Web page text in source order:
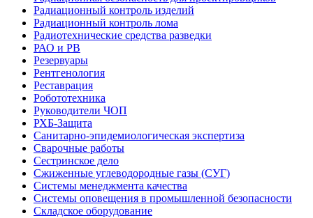
Радиационный контроль изделий
Радиационный контроль лома
Радиотехнические средства разведки
РАО и РВ
Резервуары
Рентгенология
Реставрация
Робототехника
Руководители ЧОП
РХБ-Защита
Санитарно-эпидемиологическая экспертиза
Сварочные работы
Сестринское дело
Сжиженные углеводородные газы (СУГ)
Системы менеджмента качества
Системы оповещения в промышленной безопасности
Складское оборудование